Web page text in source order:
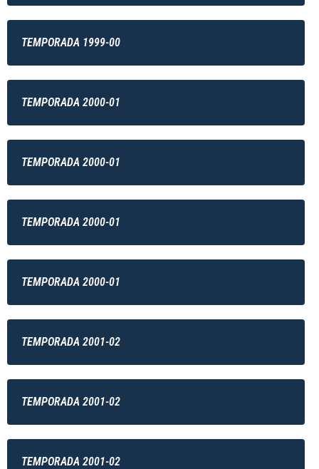
TEMPORADA 1999-00
TEMPORADA 2000-01
TEMPORADA 2000-01
TEMPORADA 2000-01
TEMPORADA 2000-01
TEMPORADA 2001-02
TEMPORADA 2001-02
TEMPORADA 2001-02